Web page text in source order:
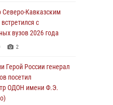
росгвардейцев в
2
«Каникулы с
Кавказским
с
вузов 2026 года
2
Герой России генерал
посетил
ОДОН имени Ф.Э.